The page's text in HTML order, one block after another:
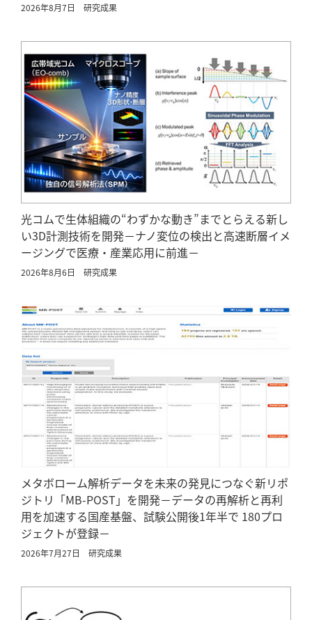
2026年8月7日 研究成果
光コムで生体組織の“わずかな動き”までとらえる新し
い3D計測技術を開発－ナノ変位の検出と高速断層イメ
ージングで医療・産業応用に前進－
2026年8月6日 研究成果
メタボローム解析データを未来の発見につなぐ新リポ
ジトリ「MB-POST」を開発－データの再解析と再利
用を加速する国産基盤、試験公開後1年半で 180プロ
ジェクトが登録－
2026年7月27日 研究成果